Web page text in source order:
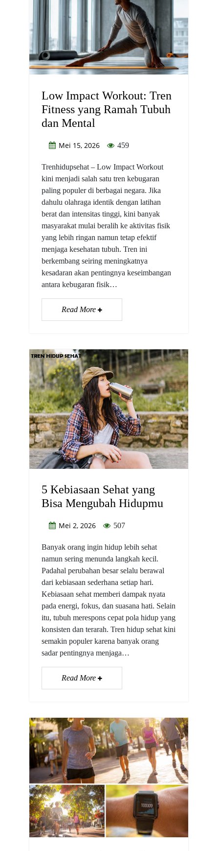
Low Impact Workout: Tren
Fitness yang Ramah Tubuh
dan Mental
Mei 15, 2026 459
Trenhidupsehat – Low Impact Workout
kini menjadi salah satu tren kebugaran
paling populer di berbagai negara. Jika
dahulu olahraga identik dengan latihan
berat dan intensitas tinggi, kini banyak
masyarakat mulai beralih ke aktivitas fisik
yang lebih ringan namun tetap efektif
menjaga kesehatan tubuh. Tren ini
berkembang seiring meningkatnya
kesadaran akan pentingnya keseimbangan
antara kebugaran fisik…
Read More
5 Kebiasaan Sehat yang
Bisa Mengubah Hidupmu
Mei 2, 2026 507
Banyak orang ingin hidup lebih sehat
namun sering menunda langkah kecil.
Padahal perubahan besar selalu berawal
dari kebiasaan sederhana setiap hari.
Kebiasaan sehat memberi dampak nyata
pada energi, fokus, dan suasana hati. Selain
itu, tubuh merespons cepat pola hidup yang
konsisten dan terarah. Tren hidup sehat kini
semakin populer karena banyak orang
sadar pentingnya menjaga…
Read More